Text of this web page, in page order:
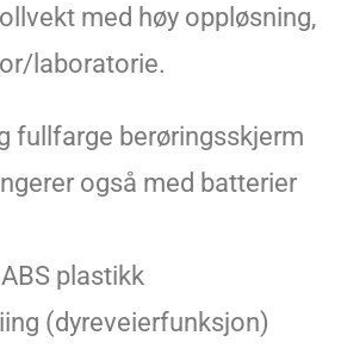
med høy oppløsning,
laboratorie.
fullfarge berøringsskjerm
også med batterier
plastikk
(dyreveierfunksjon)